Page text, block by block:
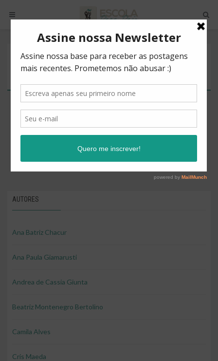
POSTS BY TAG
DISCUSSÃO
There are no posts to show.
AUTORES
Ana Batriz Chacur
Ana Paula Giamarusti
Andrea de Cassia Giunta
Beatriz Montenegro Bertolino
Camila Alves
Cris Maeda